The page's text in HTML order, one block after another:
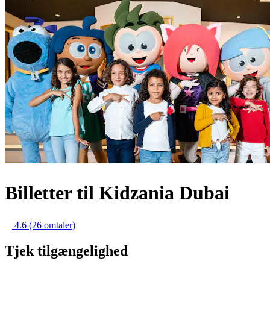
Billetter til Kidzania Dubai
4.6 (26 omtaler)
Tjek tilgængelighed